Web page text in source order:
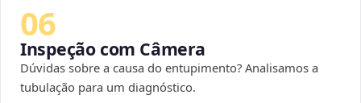
06
Inspeção com Câmera
Dúvidas sobre a causa do entupimento? Analisamos a
tubulação para um diagnóstico.